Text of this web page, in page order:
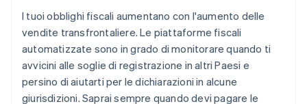
I tuoi obblighi fiscali aumentano con l'aumento delle
vendite transfrontaliere. Le piattaforme fiscali
automatizzate sono in grado di monitorare quando ti
avvicini alle soglie di registrazione in altri Paesi e
persino di aiutarti per le dichiarazioni in alcune
giurisdizioni. Saprai sempre quando devi pagare le